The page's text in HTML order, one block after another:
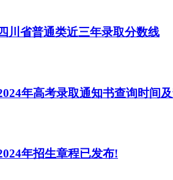
川省普通类近三年录取分数线
年高考录取通知书查询时间
年招生章程已发布!